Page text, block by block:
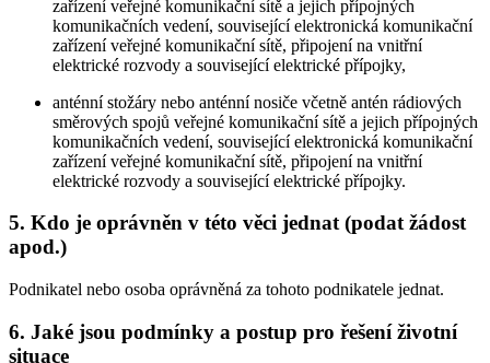
zařízení veřejné komunikační sítě a jejich přípojných
komunikačních vedení, související elektronická komunikační
zařízení veřejné komunikační sítě, připojení na vnitřní
elektrické rozvody a související elektrické přípojky,
anténní stožáry nebo anténní nosiče včetně antén rádiových
směrových spojů veřejné komunikační sítě a jejich přípojných
komunikačních vedení, související elektronická komunikační
zařízení veřejné komunikační sítě, připojení na vnitřní
elektrické rozvody a související elektrické přípojky.
5. Kdo je oprávněn v této věci jednat (podat žádost
apod.)
Podnikatel nebo osoba oprávněná za tohoto podnikatele jednat.
6. Jaké jsou podmínky a postup pro řešení životní
situace